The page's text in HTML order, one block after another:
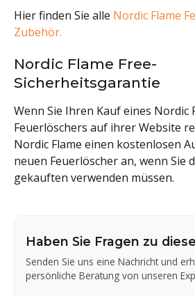
Hier finden Sie alle Nordic Flame
Zubehör.
Nordic Flame Free-
Sicherheitsgarantie
Wenn Sie Ihren Kauf eines Nordic
Feuerlöschers auf ihrer Website
Nordic Flame einen kostenlosen
neuen Feuerlöscher an, wenn Sie
gekauften verwenden müssen.
Haben Sie Fragen zu
Senden Sie uns eine Nachricht und
persönliche Beratung von unseren